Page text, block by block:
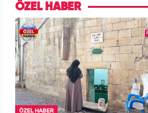
ÖZEL HABER
ÖZEL HABER